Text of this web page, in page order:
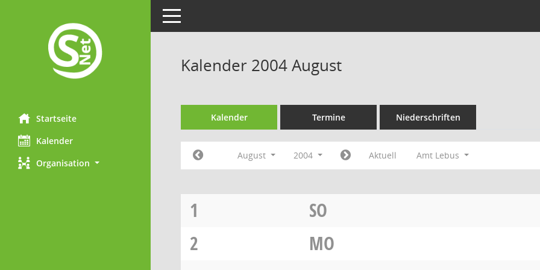
Startseite
Kalender
Organisation
Toggle navigation
Kalender 2004 August
Kalender Termine Niederschriften
August 2004 Aktuell Amt Lebus
1
SO
2
MO